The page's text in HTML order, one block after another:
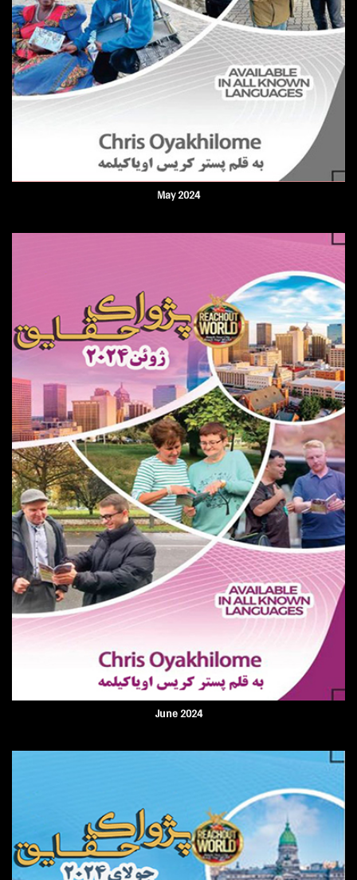
May 2024
June 2024